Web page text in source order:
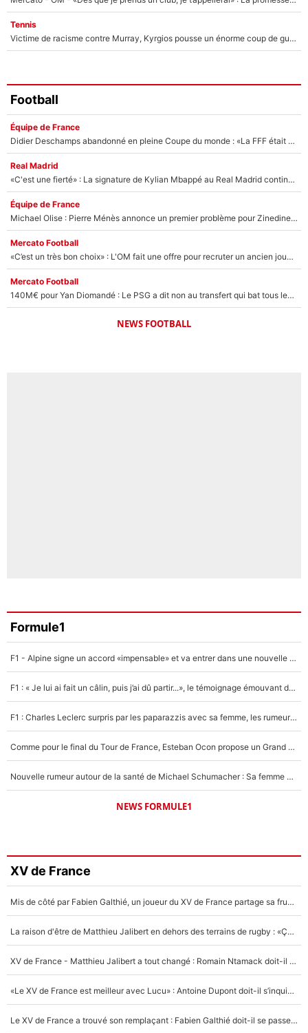
Tennis
Victime de racisme contre Murray, Kyrgios pousse un énorme coup de gueule !
Football
Équipe de France
Didier Deschamps abandonné en pleine Coupe du monde : «La FFF était déjà passée à Zinedine Zidane»
Real Madrid
«C'est une fierté» : La signature de Kylian Mbappé au Real Madrid continue de régaler l'Espagne
Équipe de France
Michael Olise : Pierre Ménès annonce un premier problème pour Zinedine Zidane en équipe de France
Mercato Football
«C’est un très bon choix» : L'OM fait une offre pour recruter un ancien joueur du PSG... et c'est validé dans l'After Foot !
Mercato Football
140M€ pour Yan Diomandé : Le PSG a dit non au transfert qui bat tous les records sur le mercato
NEWS FOOTBALL
Formule1
F1 - Alpine signe un accord «impensable» et va entrer dans une nouvelle dimension : Grande nouvelle pour Pierre Gasly !
F1 : « Je lui ai fait un câlin, puis j’ai dû partir...», le témoignage émouvant de Max Verstappen sur sa fille
F1 : Charles Leclerc surpris par les paparazzis avec sa femme, les rumeurs étaient vraies !
Comme pour le final du Tour de France, Esteban Ocon propose un Grand Prix de Formule 1 à Paris : «Autour de l’Arc de Triomphe, ce serait génial» !
Nouvelle rumeur autour de la santé de Michael Schumacher : Sa femme Corinna sort du silence
NEWS FORMULE1
XV de France
Mis de côté par Fabien Galthié, un joueur du XV de France partage sa frustration : «ils ne me l’ont pas dit tout de suite»
La raison d'être de Matthieu Jalibert en dehors des terrains de rugby : «Ça m'atteint autant que si tu touches à un membre de ma famille»
XV de France - Matthieu Jalibert a tout changé : Romain Ntamack doit-il s’inquiéter pour sa place à un an de la Coupe du monde ?
«Le XV de France est meilleur avec Lucu» : Antoine Dupont doit-il s’inquiéter pour sa place ?
Le XV de France a trouvé son remplaçant : Fabien Galthié doit-il se passer d'Antoine Dupont ?